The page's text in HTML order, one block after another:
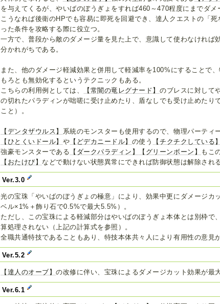
を与えてくるが、やいばのぼうぎょをすれば460～470程度にまでダメ
こうなれば後衛のHPでも容易に即死を回避でき、達人クエストの「
った条件を攻略する際に役立つ。
一方で、普段から敵のダメージ量を見た上で、意識して使わなければ
分かれがちである。
また、他のダメージ軽減効果と併用して軽減率を100%にすることで
もろとも無効化するというテクニックもある。
こちらの利用例としては、
【常闇の竜レグナード】 のブレスに対して
の切れたパラディンが咄嗟に受け止めたり、盾なしでも受け止めたり
こと）。
【デンタザウルス】 系統のモンスターも使用するので、物理パーティ
【ひとくいドール】 や 【どデカニードル】 の使う 【チクチクしている】
強豪モンスターである 【ダークパラディン】 【グリーンボーン】
もこ
【おたけび】 などで動けない状態異常にできれば防御状態は解除される
Ver.3.0
光の宝珠「やいばのぼうぎょの極意」により、効果中更にダメージカ
ベル×1%＋飾り石で0.5%で最大5.5%）。
ただし、この宝珠による軽減部分はやいばのぼうぎょ本体とは別枠で
算処理されない（上記の計算式を参照）。
全職共通特技であることもあり、特技本体共々人により有用性の意見
Ver.5.2
【達人のオーブ】の改修に伴い、宝珠によるダメージカット効果が最
Ver.6.1